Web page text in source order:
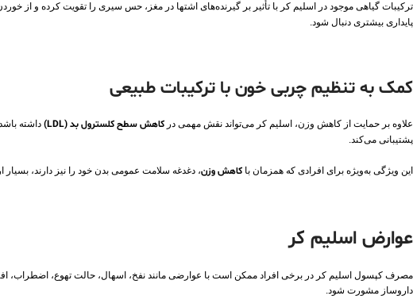
ترکیبات گیاهی موجود در اسلیم کر با تأثیر بر گیرنده‌های اشتها در مغز، حس سیری را تقویت کرده و از
پایداری بیشتری دنبال شود.
کمک به تنظیم چربی خون با ترکیبات طبیعی
علاوه بر حمایت از کاهش وزن، اسلیم کر می‌تواند نقش مهمی در کاهش سطح کلسترول بد (LDL)
داشته
پشتیبانی می‌کند.
این ویژگی به‌ویژه برای افرادی که همزمان با کاهش وزن، دغدغه سلامت عمومی بدن خود را نیز دارند،
عوارض اسلیم کر
مصرف کپسول اسلیم کر در برخی افراد ممکن است با عوارضی مانند نفخ، اسهال، حالت تهوع، اضطراب،
داروساز مشورت شود.